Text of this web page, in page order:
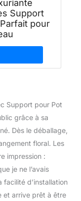
Support
pour
Support pour Pot
grâce à sa
Dès le déballage,
floral. Les
impression :
je ne l’avais
facilité d’installation
et arrive prêt à être